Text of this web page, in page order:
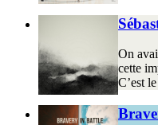
On
cette
C’est